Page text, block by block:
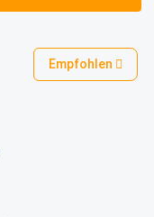
Empfohlen